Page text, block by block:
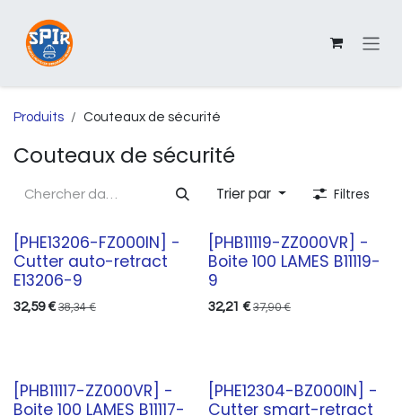
Produits Couteaux de sécurité
Couteaux de sécurité
Trier par Filtres
[PHE13206-FZ000IN] -
Cutter auto-retract
E13206-9
32,59€ 38,34€
[PHB11119-ZZ000VR] -
Boite 100 LAMES B11119-
9
32,21 € 37,90€
[PHB11117-ZZ000VR] -
Boite 100 LAMES B11117-
[PHE12304-BZ000IN] -
Cutter smart-retract